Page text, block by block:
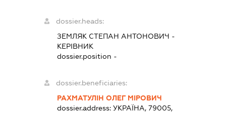
dossier.heads:
ЗЕМЛЯК СТЕПАН АНТОНОВИЧ -
КЕРІВНИК
dossier.position -
dossier.beneficiaries:
РАХМАТУЛІН ОЛЕГ МІРОВИЧ
dossier.address: УКРАЇНА, 79005,